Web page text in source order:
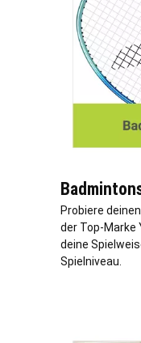
Probiere
der Top-Marke
deine
Spielniveau.